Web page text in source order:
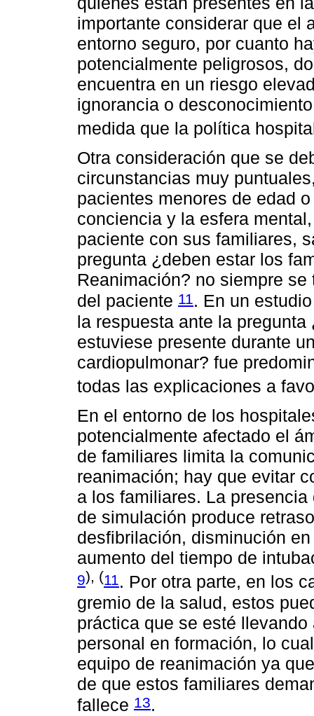
importante considerar que el
entorno seguro, por cuanto
potencialmente peligrosos,
encuentra en un riesgo
ignorancia o
medida que la política
Otra consideración que se
circunstancias muy
pacientes menores de edad
conciencia y la esfera
paciente con sus familiares,
pregunta ¿deben estar los
Reanimación? no siempre
del paciente 11 . En un
la respuesta ante la
estuviese presente durante
cardiopulmonar? fue
todas las explicaciones a
En el entorno de los
potencialmente afectado el
de familiares limita la
reanimación; hay que evitar
a los familiares. La
de simulación produce
desfibrilación, disminución
aumento del tiempo de
9), (11 . Por otra parte, en los
gremio de la salud, estos
práctica que se esté
personal en formación, lo
equipo de reanimación ya
de que estos familiares
fallece 13.